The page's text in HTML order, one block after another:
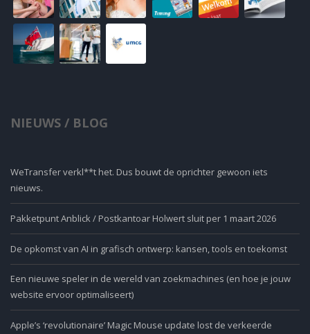
NIEUWS / BLOG
WeTransfer verkl**t het. Dus bouwt de oprichter gewoon iets
nieuws.
Pakketpunt Anblick / Postkantoar Holwert sluit per 1 maart 2026
De opkomst van AI in grafisch ontwerp: kansen, tools en toekomst
Een nieuwe speler in de wereld van zoekmachines (en hoe je jouw
website ervoor optimaliseert)
Apple’s ‘revolutionaire’ Magic Mouse update lost de verkeerde